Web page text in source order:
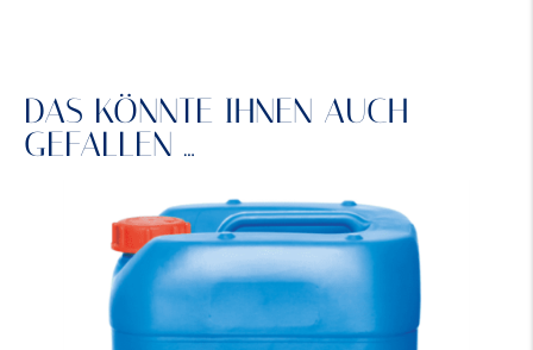
DAS KÖNNTE IHNEN AUCH
GEFALLEN …